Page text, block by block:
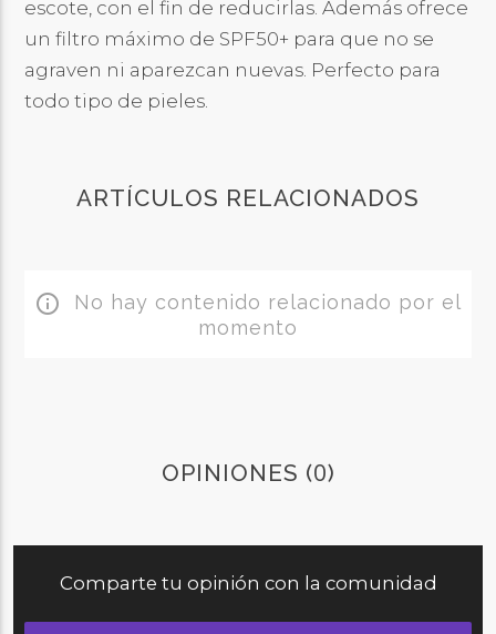
escote, con el fin de reducirlas. Además ofrece
un filtro máximo de SPF50+ para que no se
agraven ni aparezcan nuevas. Perfecto para
todo tipo de pieles.
ARTÍCULOS RELACIONADOS
info_outline No hay contenido relacionado por el
momento
OPINIONES (0)
Comparte tu opinión con la comunidad